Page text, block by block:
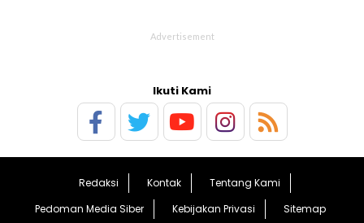
Ikuti Kami
Redaksi Kontak
Tentang Kami
Pedoman Media Siber
Kebijakan Privasi Sitemap